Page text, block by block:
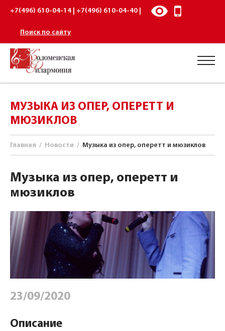
+7(496) 610-04-14 | +7(496) 610-04-40 |
Поиск по сайту
МУЗЫКА ИЗ ОПЕР, ОПЕРЕТТ И
МЮЗИКЛОВ
Главная / Новости / Музыка из опер, оперетт и мюзиклов
Музыка из опер, оперетт и
мюзиклов
23/09/2020
Описание